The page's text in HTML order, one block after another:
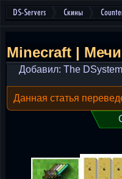
DS-Servers Скины
Minecraft | Мечи
Добавил: The DSystem
Данная статья